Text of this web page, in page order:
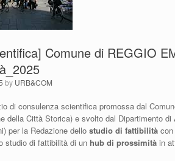
Comune di REGGIO
by URB&COM
di consulenza scientifica promossa dal
della Città Storica) e svolto dal Dipartimento
per la Redazione dello studio di fattibilità con
studio di fattibilità di un hub di prossimità in